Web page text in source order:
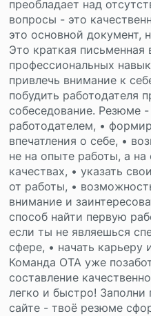
преобладает над
вопросы - это
это основной документ,
Это краткая
профессиональных
привлечь внимание к
побудить работодателя
собеседование. Резюме
работодателем, •
впечатления о себе, •
не на опыте работы, а
качествах, • указать
от работы, •
внимание и
способ найти первую
если ты не являешься
сфере, • начать карьеру
Команда ОТА уже
составление
легко и быстро!
сайте - твоё резюме